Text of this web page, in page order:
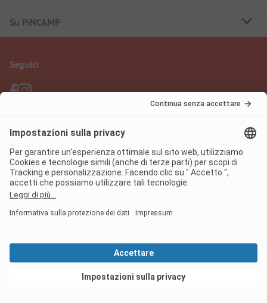
Su PiNCAMP
Seguici
PiNCAMP Camping App
usala gratuitamente
Regolamento sui servizi digitali